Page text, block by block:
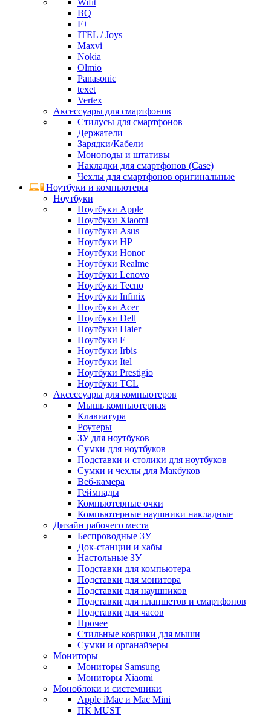
Wifit
BQ
F+
ITEL / Joys
Maxvi
Nokia
Olmio
Panasonic
texet
Vertex
Аксессуары для смартфонов
Стилусы для смартфонов
Держатели
Зарядки/Кабели
Моноподы и штативы
Накладки для смартфонов (Case)
Чехлы для смартфонов оригинальные
Ноутбуки и компьютеры
Ноутбуки
Ноутбуки Apple
Ноутбуки Xiaomi
Ноутбуки Asus
Ноутбуки HP
Ноутбуки Honor
Ноутбуки Realme
Ноутбуки Lenovo
Ноутбуки Tecno
Ноутбуки Infinix
Ноутбуки Acer
Ноутбуки Dell
Ноутбуки Haier
Ноутбуки F+
Ноутбуки Irbis
Ноутбуки Itel
Ноутбуки Prestigio
Ноутбуки TCL
Аксессуары для компьютеров
Мышь компьютерная
Клавиатура
Роутеры
ЗУ для ноутбуков
Сумки для ноутбуков
Подставки и столики для ноутбуков
Сумки и чехлы для Макбуков
Веб-камера
Геймпады
Компьютерные очки
Компьютерные наушники накладные
Дизайн рабочего места
Беспроводные ЗУ
Док-станции и хабы
Настольные ЗУ
Подставки для компьютера
Подставки для монитора
Подставки для наушников
Подставки для планшетов и смартфонов
Подставки для часов
Прочее
Стильные коврики для мыши
Сумки и органайзеры
Мониторы
Мониторы Samsung
Мониторы Xiaomi
Моноблоки и системники
Apple iMac и Mac Mini
ПК MUST